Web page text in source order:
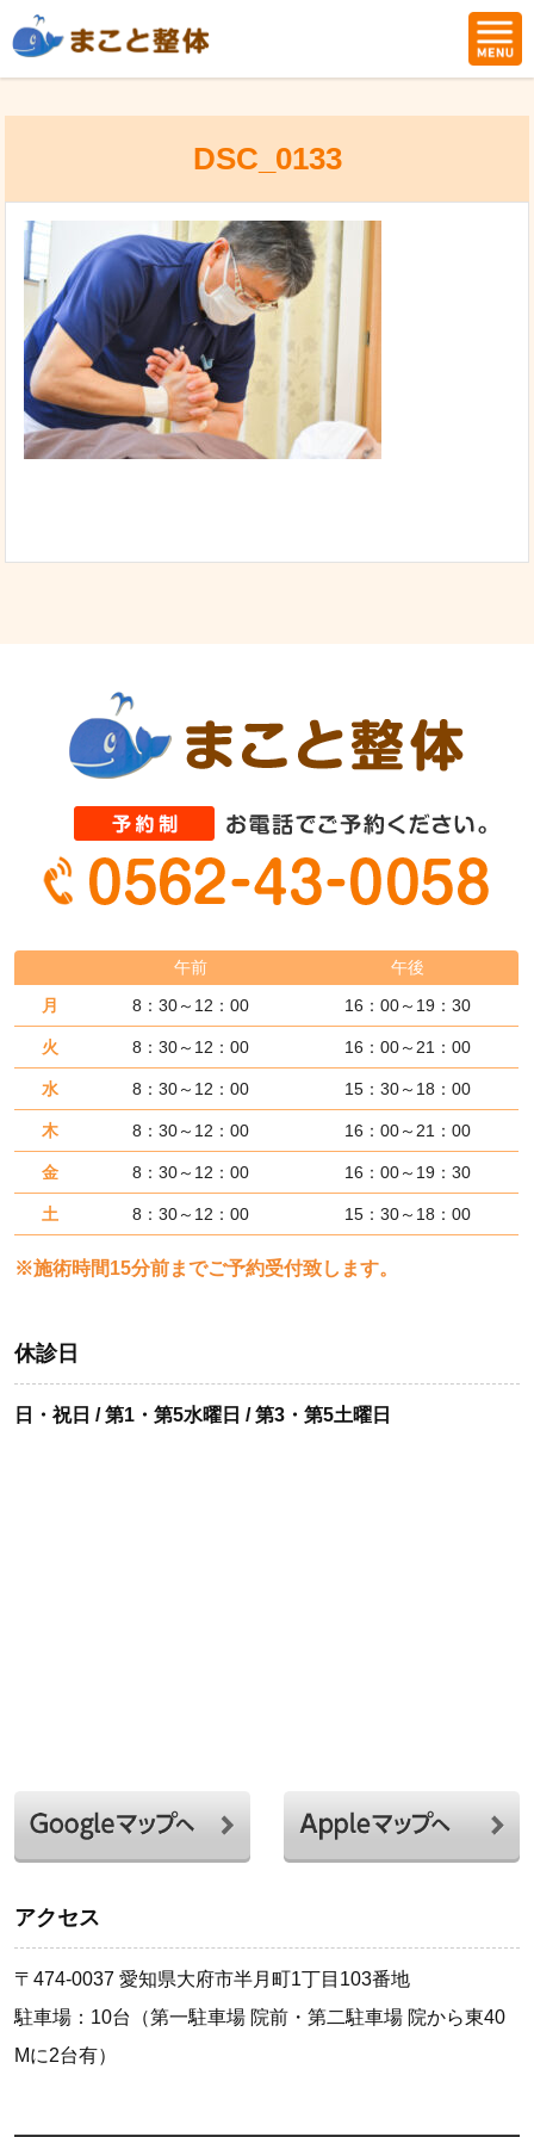
DSC_0133
午前
午後
月
8：30～12：00 16：00～19：30
火 8：30～12：00 16：00～21：00
水 8：30～12：00 15：30～18：00
木 8：30～12：00 16：00～21：00
金 8：30～12：00 16：00～19：30
土 8：30～12：00 15：30～18：00
※施術時間15分前までご予約受付致します。
休診日
日・祝日 / 第1・第5水曜日 / 第3・第5土曜日
アクセス
〒474-0037 愛知県大府市半月町1丁目103番地
駐車場：10台（第一駐車場 院前・第二駐車場 院から東40
Mに2台有）